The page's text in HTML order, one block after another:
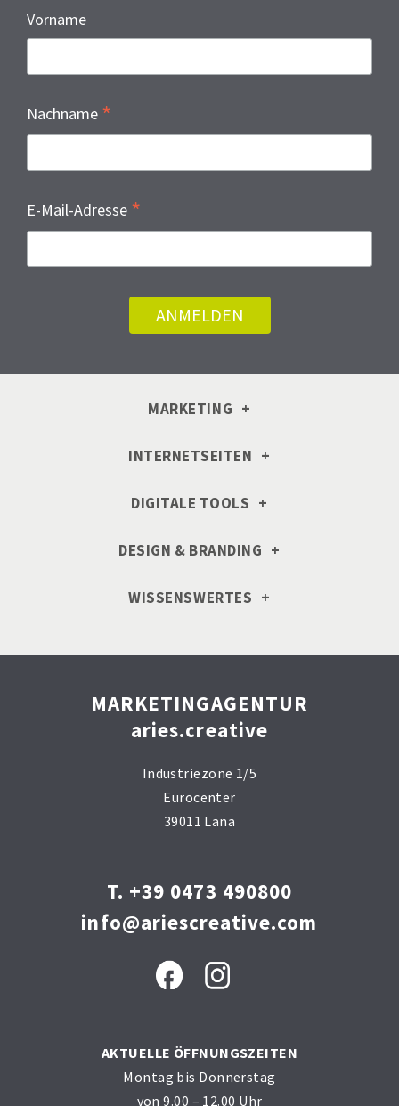
Vorname
Nachname *
E-Mail-Adresse *
MARKETING
INTERNETSEITEN
DIGITALE TOOLS
DESIGN & BRANDING
WISSENSWERTES
MARKETINGAGENTUR
aries.creative
Industriezone 1/5
Eurocenter
39011 Lana
T. +39 0473 490800
info@ariescreative.com
AKTUELLE ÖFFNUNGSZEITEN
Montag bis Donnerstag
von 9.00 – 12.00 Uhr